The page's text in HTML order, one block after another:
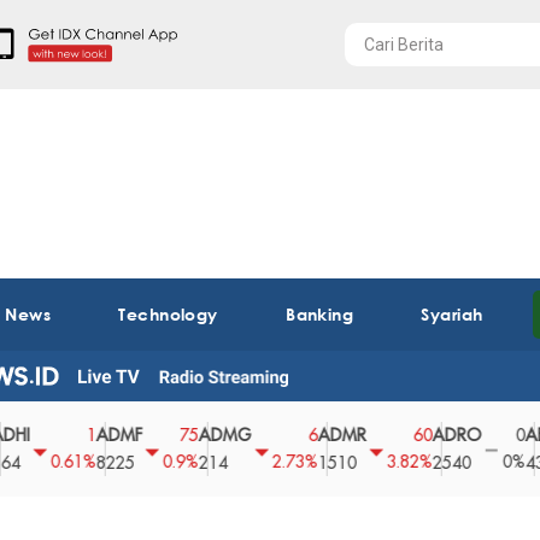
Technology Banking Syariah
0.61%
ADMF
8225
75
0.9%
ADMG
214
2.73%
ADMR
1510
60
3.82%
ADRO
2540
0
0%
AEGS